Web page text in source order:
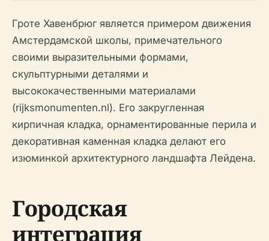
Гроте Хавенбрюг является примером движения
Амстердамской школы, примечательного
своими выразительными формами,
скульптурными деталями и
высококачественными материалами
(rijksmonumenten.nl). Его закругленная
кирпичная кладка, орнаментированные перила и
декоративная каменная кладка делают его
изюминкой архитектурного ландшафта Лейдена.
Городская
интеграция